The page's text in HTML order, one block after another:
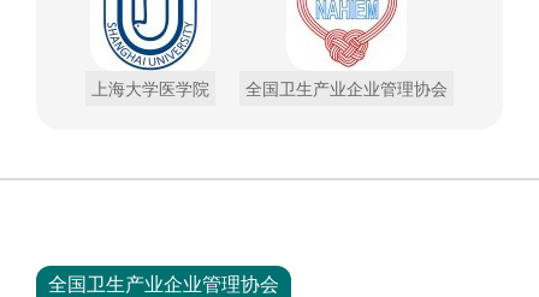
上海大学医学院 全国卫生产业企业管理协会
全国卫生产业企业管理协会